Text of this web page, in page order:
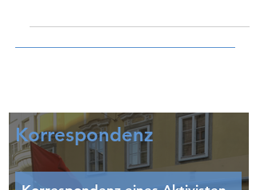
September vergangenen Jahres traten die Arbeiter